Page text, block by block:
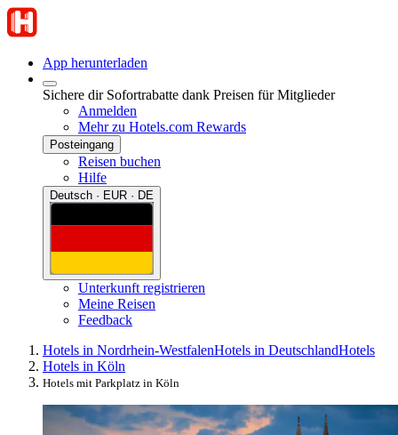
App herunterladen
Sichere dir Sofortrabatte dank Preisen für Mitglieder
Anmelden
Mehr zu Hotels.com Rewards
Posteingang
Reisen buchen
Hilfe
Deutsch · EUR · DE
Unterkunft registrieren
Meine Reisen
Feedback
Hotels in Nordrhein-WestfalenHotels in DeutschlandHotels
Hotels in Köln
Hotels mit Parkplatz in Köln